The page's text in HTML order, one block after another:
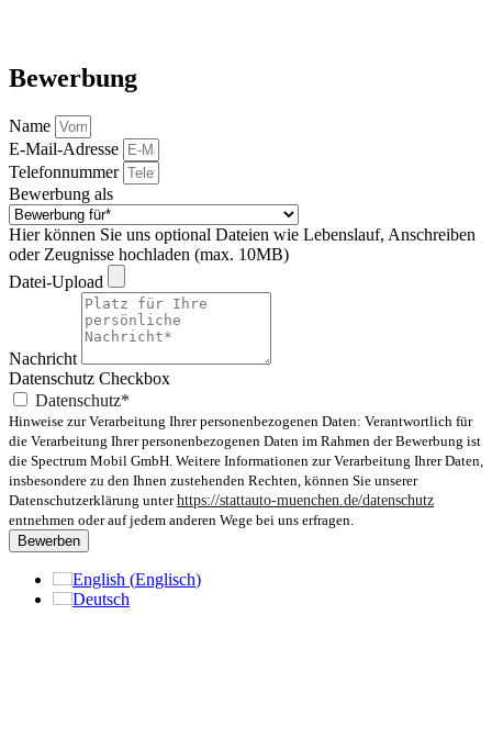
Bewerbung
Name
E-Mail-Adresse
Telefonnummer
Bewerbung als
Hier können Sie uns optional Dateien wie Lebenslauf, Anschreiben
oder Zeugnisse hochladen (max. 10MB)
Datei-Upload
Nachricht
Datenschutz Checkbox
Datenschutz*
Hinweise zur Verarbeitung Ihrer personenbezogenen Daten: Verantwortlich für
die Verarbeitung Ihrer personenbezogenen Daten im Rahmen der Bewerbung ist
die Spectrum Mobil GmbH. Weitere Informationen zur Verarbeitung Ihrer Daten,
insbesondere zu den Ihnen zustehenden Rechten, können Sie unserer
Datenschutzerklärung unterhttps://stattauto-muenchen.de/datenschutz
entnehmen oder auf jedem anderen Wege bei uns erfragen.
Bewerben
English (Englisch)
Deutsch